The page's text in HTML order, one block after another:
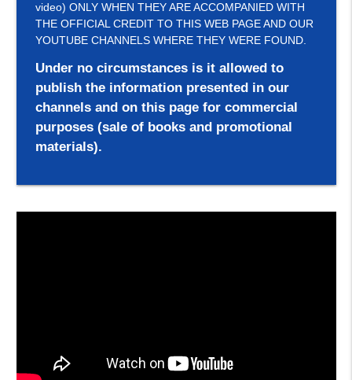
video) ONLY WHEN THEY ARE ACCOMPANIED WITH
THE OFFICIAL CREDIT TO THIS WEB PAGE AND OUR
YOUTUBE CHANNELS WHERE THEY WERE FOUND.
Under no circumstances is it allowed to
publish the information presented in our
channels and on this page for commercial
purposes (sale of books and promotional
materials).